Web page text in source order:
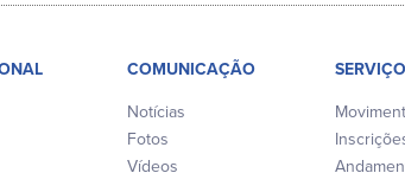
COMUNICAÇÃO
Notícias
Fotos
Vídeos